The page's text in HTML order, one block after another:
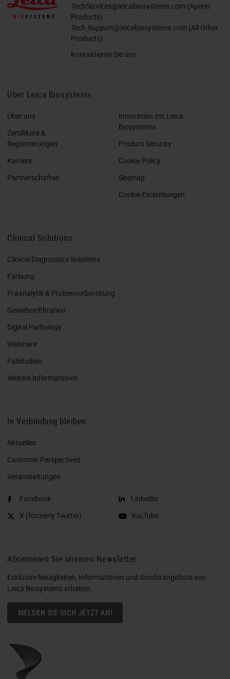
TechServices@leicabiosystems.com (Aperio
Products)
Tech.Support@leicabiosystems.com (All Other
Products)
Kontaktieren Sie uns
Über Leica Biosystems
Über uns
Zertifikate &
Registrierungen
Karriere
Partnerschaften
Innovation mit Leica
Biosystems
Product Security
Cookie Policy
Sitemap
Cookie-Einstellungen
Clinical Solutions
Clinical Diagnostics Solutions
Färbung
Präanalytik & Probenvorbereitung
Gewebeinfiltration
Digital Pathology
Webinare
Fallstudien
Weitere Informationen
In Verbindung bleiben
Aktuelles
Customer Perspectives​
Veranstaltungen
Facebook
X (formerly Twitter)
LinkedIn
YouTube
Abonnieren Sie unseren Newsletter
Exklusive Neuigkeiten, Informationen und Sonderangebote von
Leica Biosystems erhalten
MELDEN SIE SICH JETZT AN!